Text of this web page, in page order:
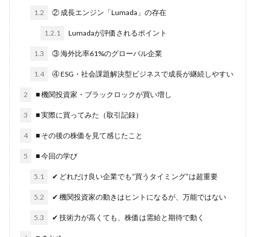
1.2 ② 成長エンジン「Lumada」の存在
1.2.1 Lumadaが評価されるポイント
1.3 ③ 海外比率61%のグローバル企業
1.4 ④ ESG・社会課題解決型ビジネスで成長が継続しやすい
2 ■ 機関投資家・ブラックロックが買い増し
3 ■ 実際に買ってみた（取引記録）
4 ■ その後の株価を見て感じたこと
5 ■ 今回の学び
5.1 ✔ どれだけ良い企業でも“買うタイミング”は超重要
5.2 ✔ 機関投資家の動きはヒントになるが、万能ではない
5.3 ✔ 技術力が高くても、株価は需給と期待で動く